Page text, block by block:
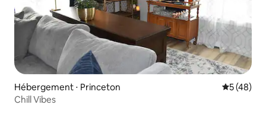
Hébergement ⋅ Princeton
5 (48)
Chill Vibes